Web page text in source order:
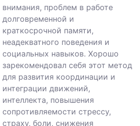
внимания, проблем в работе
долговременной и
краткосрочной памяти,
неадекватного поведения и
социальных навыков. Хорошо
зарекомендовал себя этот метод
для развития координации и
интеграции движений,
интеллекта, повышения
сопротивляемости стрессу,
страху, боли, снижения